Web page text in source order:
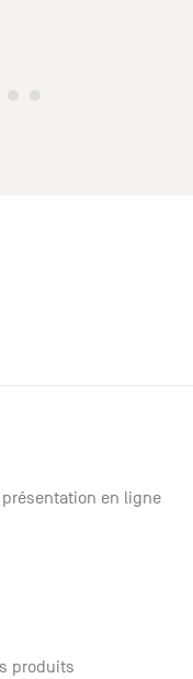
160x160
en ligne
produits